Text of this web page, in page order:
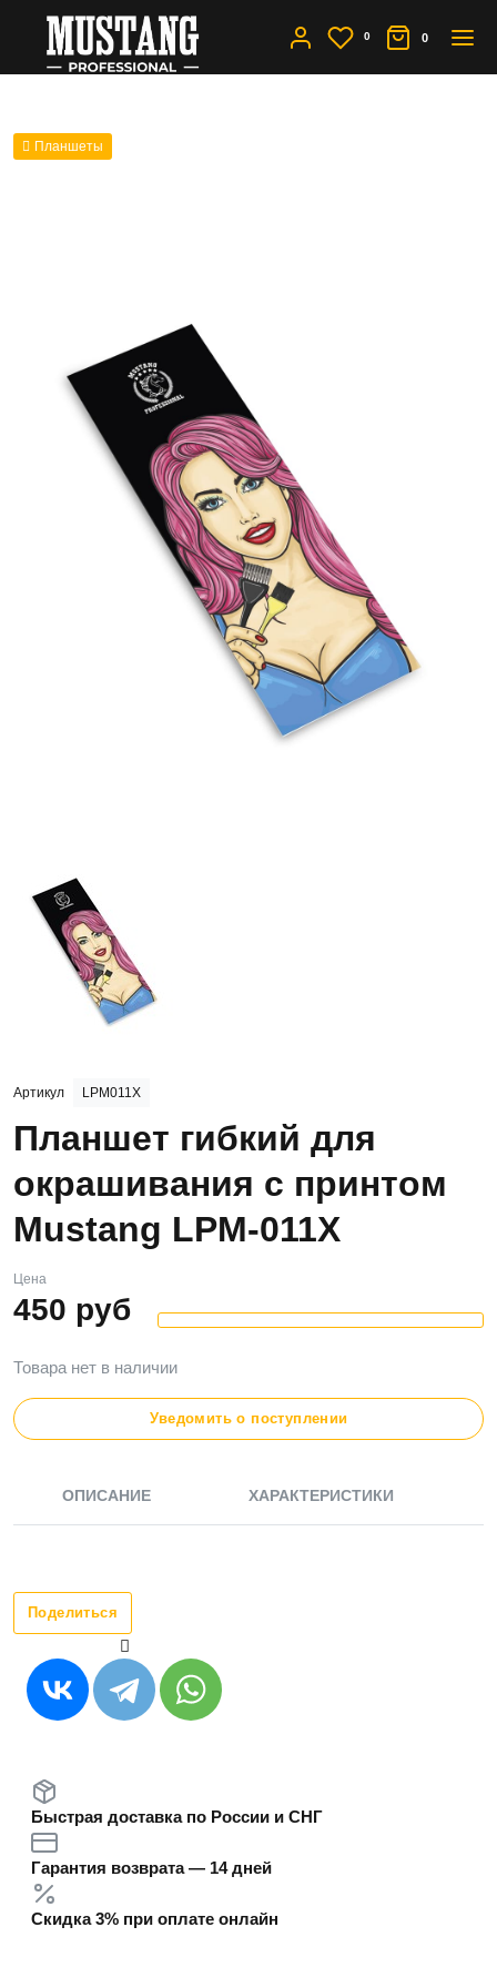
0 0
Планшеты
Артикул LPM011X
Планшет гибкий для
окрашивания с принтом
Mustang LPM-011X
Цена
450 руб
Товара нет в наличии
Уведомить о поступлении
ОПИСАНИЕ ХАРАКТЕРИСТИКИ
Поделиться
Быстрая доставка по России и СНГ
Гарантия возврата — 14 дней
Скидка 3% при оплате онлайн